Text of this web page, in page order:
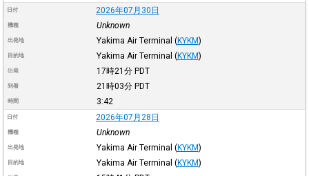
日付 2026年07月30日
機種 Unknown
出発地 Yakima Air Terminal (KYKM)
目的地 Yakima Air Terminal (KYKM)
出発 17時21分 PDT
到着 21時03分 PDT
時間 3:42
日付 2026年07月28日
機種 Unknown
出発地 Yakima Air Terminal (KYKM)
目的地 Yakima Air Terminal (KYKM)